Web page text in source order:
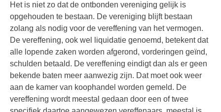
Het is niet zo dat de ontbonden vereniging gelijk is
opgehouden te bestaan. De vereniging blijft bestaan
zolang als nodig voor de vereffening van het vermogen.
De vereffening, ook wel liquidatie genoemd, betekent dat
alle lopende zaken worden afgerond, vorderingen geïnd,
schulden betaald. De vereffening eindigt dan als er geen
bekende baten meer aanwezig zijn. Dat moet ook weer
aan de kamer van koophandel worden gemeld. De
vereffening wordt meestal gedaan door een of twee